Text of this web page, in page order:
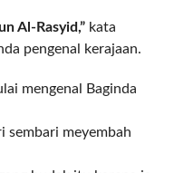
Al-Rasyid,”kata
pengenal kerajaan.
mengenal Baginda
sembari meyembah